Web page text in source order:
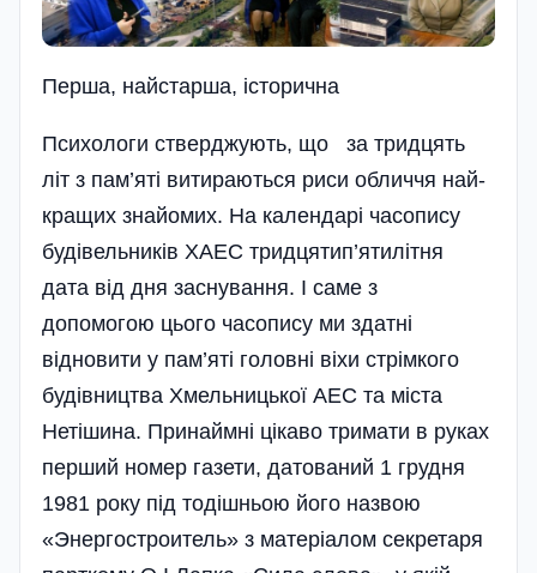
Перша, найстарша, iсторична
Психологи стверджують, що за тридцять
літ з пам’яті витираються риси обличчя най­
кращих знайомих. На календарі часопису
будівельників ХАЕС тридцятип’ятилітня
дата від дня заснування. І саме з
допомогою цього часопису ми здатні
відновити у пам’яті головні віхи стрімкого
буді­вництва Хмельницької АЕС та міста
Нетішина. Принаймні цікаво тримати в руках
перший номер газети, датований 1 грудня
1981 року під тодішньою його назвою
«Энергостроитель» з матеріалом секретаря